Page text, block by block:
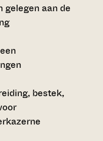
aan de
bestek,